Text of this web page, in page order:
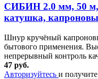
СИБИН 2.0 мм, 50 м,
катушка,
Шнур кручёный
бытового применения.
непрерывный контроль
47 руб.
Авторизуйтесь и